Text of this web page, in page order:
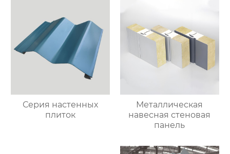
Серия настенных
плиток
Металлическая
навесная стеновая
панель